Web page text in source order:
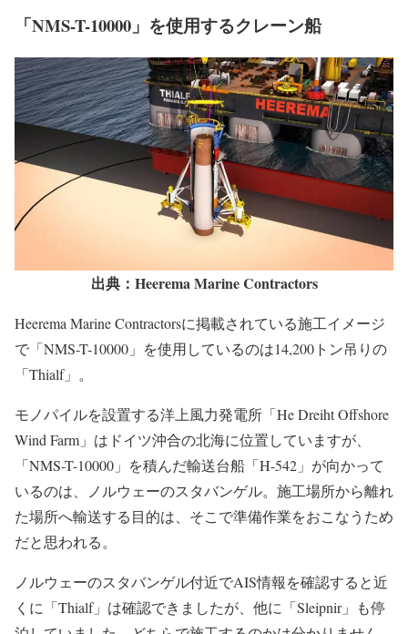
「NMS-T-10000」を使用するクレーン船
出典：Heerema Marine Contractors
Heerema Marine Contractorsに掲載されている施工イメージ
で「NMS-T-10000」を使用しているのは14,200トン吊りの
「Thialf」。
モノパイルを設置する洋上風力発電所「He Dreiht Offshore
Wind Farm」はドイツ沖合の北海に位置していますが、
「NMS-T-10000」を積んだ輸送台船「H-542」が向かって
いるのは、ノルウェーのスタバンゲル。施工場所から離れ
た場所へ輸送する目的は、そこで準備作業をおこなうため
だと思われる。
ノルウェーのスタバンゲル付近でAIS情報を確認すると近
くに「Thialf」は確認できましたが、他に「Sleipnir」も停